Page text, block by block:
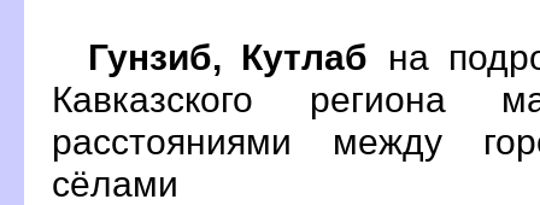
Гунзиб, Кутла на
Кавказского региона
расстояниями между
сёлами